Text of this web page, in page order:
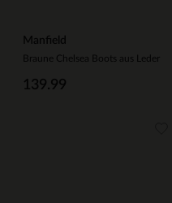
Manfield
Braune Chelsea Boots aus Leder
139.99